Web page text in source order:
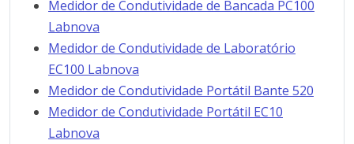
Medidor de Condutividade de Bancada PC100
Labnova
Medidor de Condutividade de Laboratório
EC100 Labnova
Medidor de Condutividade Portátil Bante 520
Medidor de Condutividade Portátil EC10
Labnova